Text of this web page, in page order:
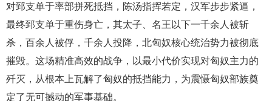
对郅支单于率部拼死抵挡，陈汤指挥若定，汉军步步紧逼，
最终郅支单于重伤身亡，其太子、名王以下一千余人被斩
杀，百余人被俘，千余人投降，北匈奴核心统治势力被彻底
摧毁。这场精准高效的战争，以最小代价实现对匈奴主力的
歼灭，从根本上瓦解了匈奴的抵挡能力，为震慑匈奴部族奠
定了无可撼动的军事基础。